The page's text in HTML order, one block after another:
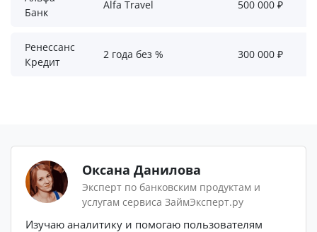
Банк
Alfa Travel 500 000 ₽
Ренессанс
Кредит
2 года без % 300 000 ₽
Оксана Данилова
Эксперт по банковским продуктам и
услугам сервиса ЗаймЭксперт.ру
Изучаю аналитику и помогаю пользователям